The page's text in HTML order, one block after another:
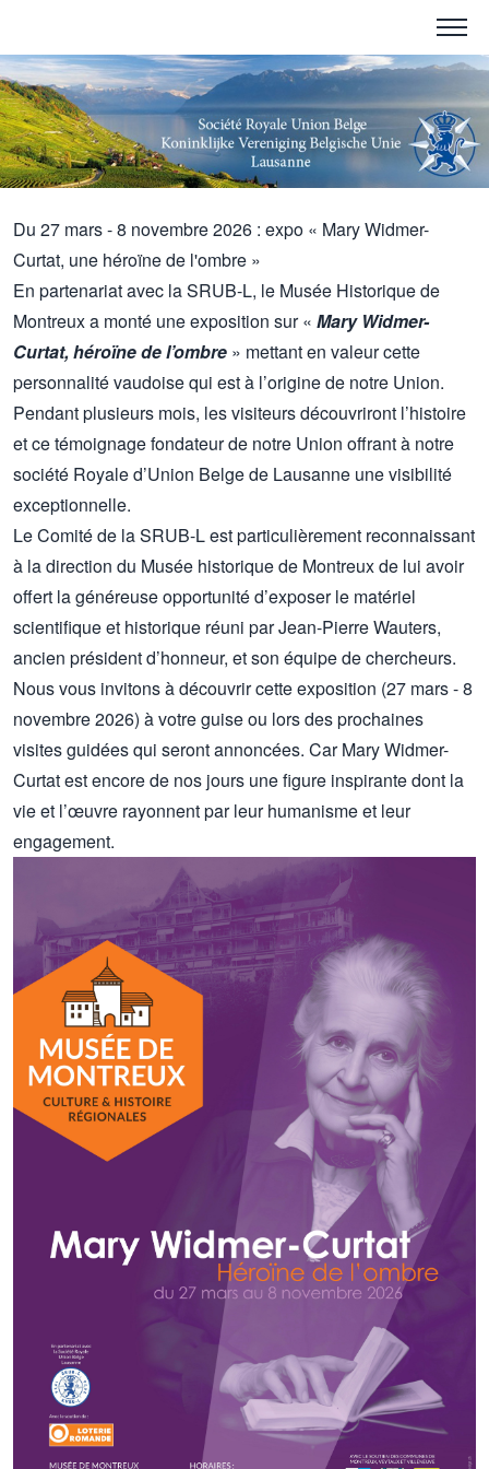
Du 27 mars - 8 novembre 2026 : expo « Mary Widmer-
Curtat, une héroïne de l'ombre »
En partenariat avec la SRUB-L, le Musée Historique de
Montreux a monté une exposition sur « Mary Widmer-
Curtat, héroïne de l’ombre » mettant en valeur cette
personnalité vaudoise qui est à l’origine de notre Union.
Pendant plusieurs mois, les visiteurs découvriront l’histoire
et ce témoignage fondateur de notre Union offrant à notre
société Royale d’Union Belge de Lausanne une visibilité
exceptionnelle.
Le Comité de la SRUB-L est particulièrement reconnaissant
à la direction du Musée historique de Montreux de lui avoir
offert la généreuse opportunité d’exposer le matériel
scientifique et historique réuni par Jean-Pierre Wauters,
ancien président d’honneur, et son équipe de chercheurs.
Nous vous invitons à découvrir cette exposition (27 mars - 8
novembre 2026) à votre guise ou lors des prochaines
visites guidées qui seront annoncées. Car Mary Widmer-
Curtat est encore de nos jours une figure inspirante dont la
vie et l’œuvre rayonnent par leur humanisme et leur
engagement.